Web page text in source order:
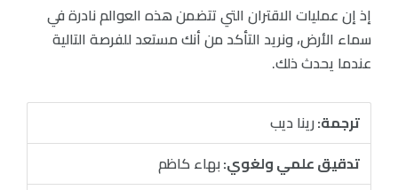
إذ إن عمليات الاقتران التي تتضمن هذه العوالم نادرة في
سماء الأرض، ونريد التأكد من أنك مستعد للفرصة التالية
عندما يحدث ذلك.
ترجمة:رينا ديب
تدقيق علمي ولغوي:بهاء كاظم